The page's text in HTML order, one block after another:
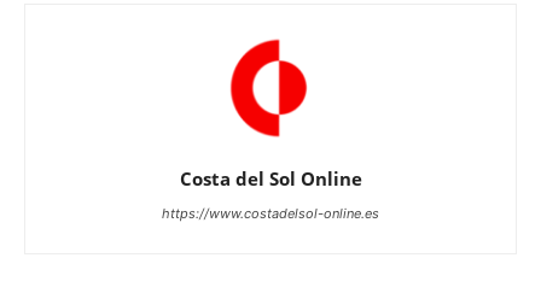
Costa del Sol Online
https://www.costadelsol-online.es